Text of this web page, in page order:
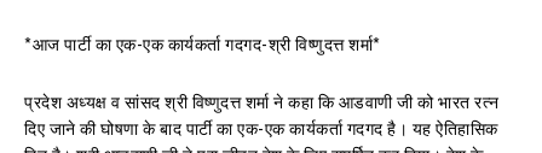
*आज पार्टी का एक-एक कार्यकर्ता गदगद-श्री विष्णुदत्त शर्मा*
प्रदेश अध्यक्ष व सांसद श्री विष्णुदत्त शर्मा ने कहा कि आडवाणी जी को भारत रत्न
दिए जाने की घोषणा के बाद पार्टी का एक-एक कार्यकर्ता गदगद है। यह ऐतिहासिक